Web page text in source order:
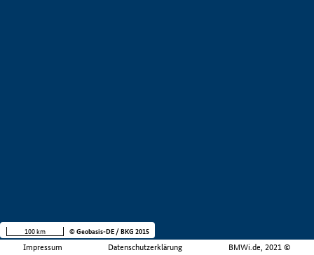
Impressum Datenschutzerklärung BMWi.de, 2021 ©
100 km © Geobasis-DE / BKG 2015